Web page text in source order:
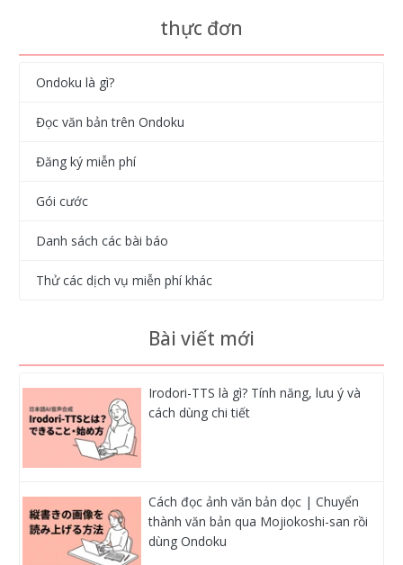
thực đơn
Ondoku là gì?
Đọc văn bản trên Ondoku
Đăng ký miễn phí
Gói cước
Danh sách các bài báo
Thử các dịch vụ miễn phí khác
Bài viết mới
Irodori-TTS là gì? Tính năng, lưu ý và
cách dùng chi tiết
Cách đọc ảnh văn bản dọc | Chuyển
thành văn bản qua Mojiokoshi-san rồi
dùng Ondoku